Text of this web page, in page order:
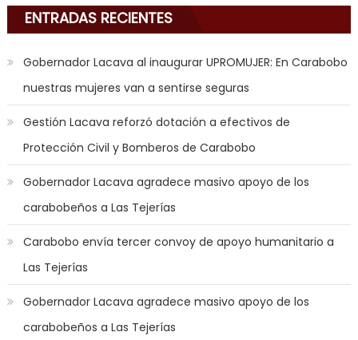
ENTRADAS RECIENTES
Gobernador Lacava al inaugurar UPROMUJER: En Carabobo
nuestras mujeres van a sentirse seguras
Gestión Lacava reforzó dotación a efectivos de
Protección Civil y Bomberos de Carabobo
Gobernador Lacava agradece masivo apoyo de los
carabobeños a Las Tejerías
Carabobo envía tercer convoy de apoyo humanitario a
Las Tejerías
Gobernador Lacava agradece masivo apoyo de los
carabobeños a Las Tejerías